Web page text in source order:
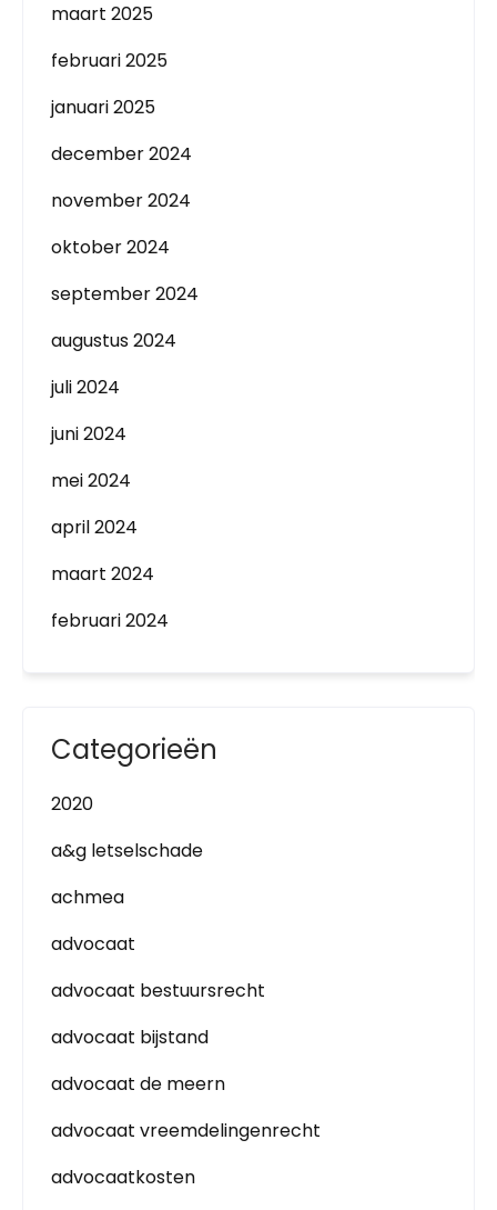
maart 2025
februari 2025
januari 2025
december 2024
november 2024
oktober 2024
september 2024
augustus 2024
juli 2024
juni 2024
mei 2024
april 2024
maart 2024
februari 2024
Categorieën
2020
a&g letselschade
achmea
advocaat
advocaat bestuursrecht
advocaat bijstand
advocaat de meern
advocaat vreemdelingenrecht
advocaatkosten